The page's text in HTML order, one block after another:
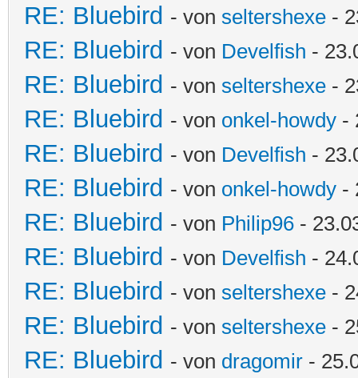
RE: Bluebird - von seltershexe -
RE: Bluebird - von Develfish -
RE: Bluebird - von seltershexe -
RE: Bluebird - von onkel-howdy -
RE: Bluebird - von Develfish -
RE: Bluebird - von onkel-howdy -
RE: Bluebird - von Philip96 -
RE: Bluebird - von Develfish -
RE: Bluebird - von seltershexe -
RE: Bluebird - von seltershexe -
RE: Bluebird - von dragomir -